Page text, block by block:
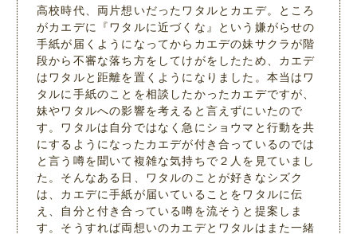
高校時代、両片想いだったワタルとカエデ。ところ
がカエデに『ワタルに近づくな』という嫌がらせの
手紙が届くようになってからカエデの妹サクラが階
段から不審な落ち方をしてけがをしたため、カエデ
はワタルと距離を置くようになりました。本当はワ
タルに手紙のことを相談したかったカエデですが、
妹やワタルへの影響を考えると言えずにいたので
す。ワタルは自分ではなく急にショウマと行動を共
にするようになったカエデが付き合っているのでは
と言う噂を聞いて複雑な気持ちで２人を見ていまし
た。そんなある日、ワタルのことが好きなシズク
は、カエデに手紙が届いていることをワタルに伝
え、自分と付き合っている噂を流そうと提案しま
す。そうすれば両想いのカエデとワタルはまた一緒